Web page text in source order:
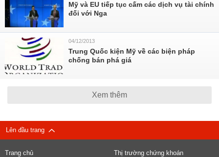
Mỹ và EU tiếp tục cấm các dịch vụ tài chính
đối với Nga
04/12/2013
Trung Quốc kiện Mỹ về các biện pháp
chống bán phá giá
Xem thêm
Lên đầu trang
Trang chủ Thị trường chứng khoán